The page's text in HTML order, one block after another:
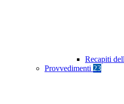
Recapiti
Provvedimenti 23